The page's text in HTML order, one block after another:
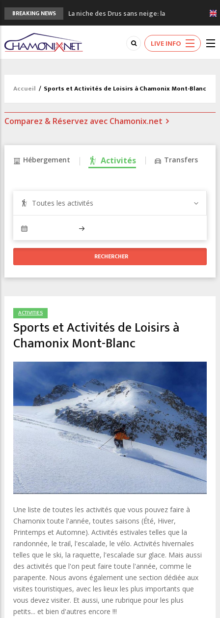
BREAKING NEWS
La niche des Drus sans neige: la
sécheresse en haute montagne
3 bonnes raisons pour visiter le nouveau
Musée du Mont-Blanc
Accidents en montagne: 3 personnes sont
Craft ouvre un nouveau magasin de course
LIVE INFO
Accueil / Sports et Activités de Loisirs à Chamonix Mont-Blanc
Comparez & Réservez avec Chamonix.net
Hébergement Activités Transfers
Toutes les activités
ACTIVITIES
Sports et Activités de Loisirs à
Chamonix Mont-Blanc
Une liste de toutes les activités que vous pouvez faire à
Chamonix toute l'année, toutes saisons (Été, Hiver,
Printemps et Automne). Activités estivales telles que la
randonnée, le trail, l'escalade, le vélo. Activités hivernales
telles que le ski, la raquette, l'escalade sur glace. Mais aussi
des activités que l'on peut faire toute l'année, comme le
parapente. Nous avons également une section dédiée aux
visites touristiques, avec les lieux les plus importants que
vous devez visiter. Et aussi, une rubrique pour les plus
petits... et bien d'autres encore !!!